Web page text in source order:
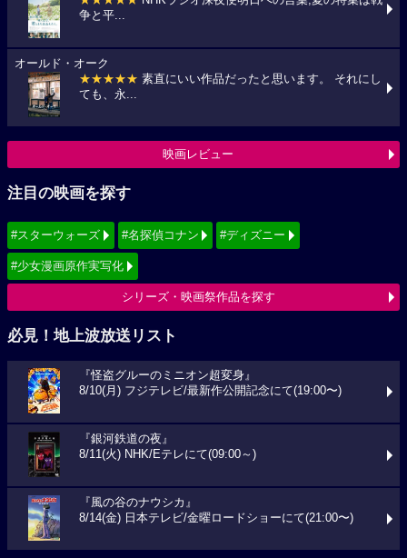
争と平...
オールド・オーク
★★★★★ 素直にいい作品だったと思います。 それにし
ても、永...
映画レビュー
注目の映画を探す
#スターウォーズ #名探偵コナン #ディズニー
#少女漫画原作実写化
シリーズ・映画祭作品を探す
必見！地上波放送リスト
『怪盗グルーのミニオン超変身』
8/10(月) フジテレビ/最新作公開記念にて(19:00〜)
『銀河鉄道の夜』
8/11(火) NHK/Eテレにて(09:00～)
『風の谷のナウシカ』
8/14(金) 日本テレビ/金曜ロードショーにて(21:00〜)